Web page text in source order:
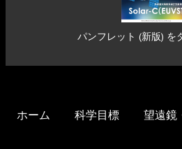
パンフレット (新版) を
ホーム 科学目標 望遠鏡